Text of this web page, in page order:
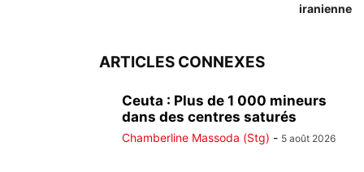
iranienne
ARTICLES CONNEXES
Ceuta : Plus de 1 000 mineurs
dans des centres saturés
Chamberline Massoda (Stg) - 5 août 2026